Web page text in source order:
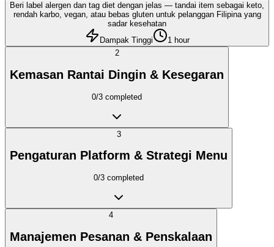
Beri label alergen dan tag diet dengan jelas — tandai item sebagai keto,
rendah karbo, vegan, atau bebas gluten untuk pelanggan Filipina yang
sadar kesehatan
Dampak Tinggi
1 hour
2
Kemasan Rantai Dingin & Kesegaran
0/3 completed
3
Pengaturan Platform & Strategi Menu
0/3 completed
4
Manajemen Pesanan & Penskalaan